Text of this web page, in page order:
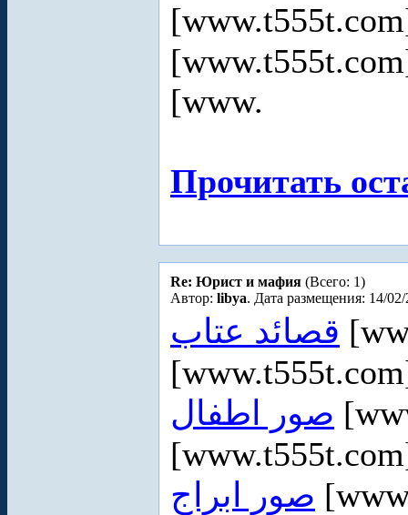
[www.
Прочитать
Re: Юрист и мафия (Всего: 1)
Автор: libya. Дата размещения: 14/02/
قصائد عتاب
صور اطفال
صور ابراج